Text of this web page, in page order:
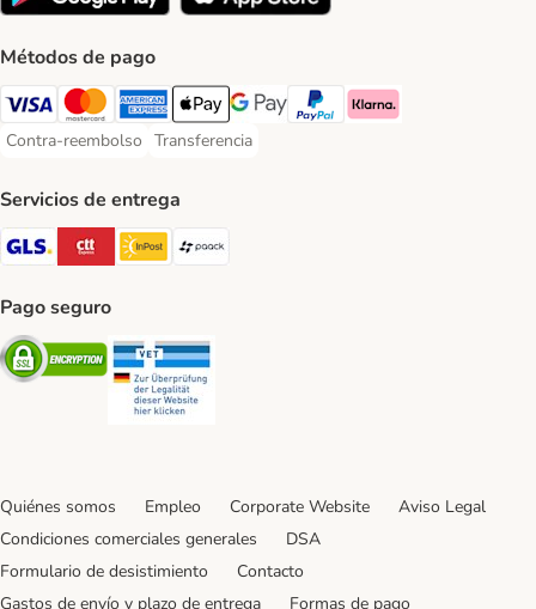
Métodos de pago
Visa Payment Method
Mastercard Payment Method
American Express Payment Method
Apple Pay Payment Method
Google Pay Payment Method
PayPal Payment Method
Klarna Payment Method
Contra-reembolso
Contra-reembolso Payment Method
Transferencia
Transferencia Payment Method
Servicios de entrega
GLS Shipping Method
CTTExpress Shipping Method
InPost Shipping Method
paack Shipping Method
Pago seguro
Security
Quiénes somos Empleo Corporate Website
Aviso Legal
Condiciones comerciales generales
DSA
Formulario de desistimiento
Contacto
Gastos de envío y plazo de entrega
Formas de pago